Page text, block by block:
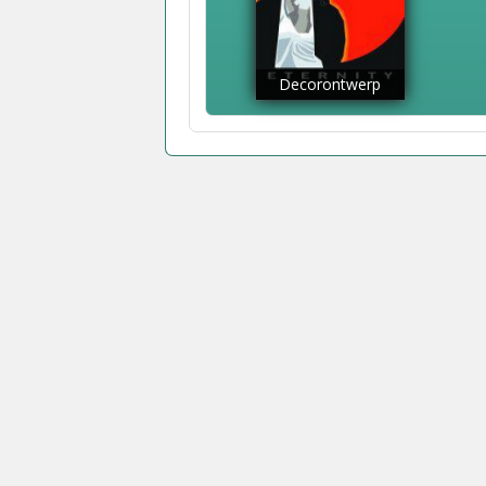
Decorontwerp